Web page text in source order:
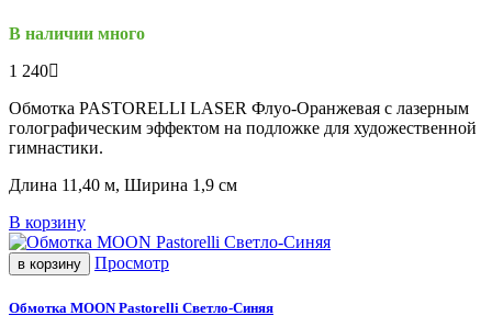
В наличии много
1 240
Обмотка PASTORELLI LASER Флуо-Оранжевая с лазерным
голографическим эффектом на подложке для художественной
гимнастики.
Длина 11,40 м, Ширина 1,9 см
В корзину
в корзину Просмотр
Обмотка MOON Pastorelli Светло-Синяя